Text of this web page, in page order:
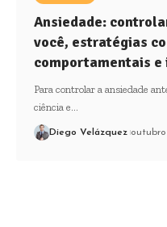
Ansiedade:
você, estratégias
comportamentais
Para controlar a ansiedade
ciência e…
Diego Velázquez outubro